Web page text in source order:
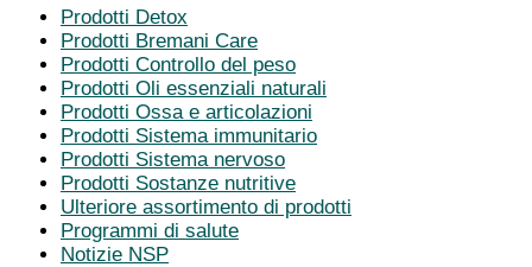
Prodotti Detox
Prodotti Bremani Care
Prodotti Controllo del peso
Prodotti Oli essenziali naturali
Prodotti Ossa e articolazioni
Prodotti Sistema immunitario
Prodotti Sistema nervoso
Prodotti Sostanze nutritive
Ulteriore assortimento di prodotti
Programmi di salute
Notizie NSP